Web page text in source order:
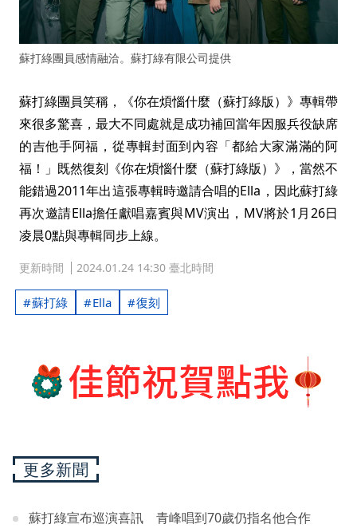
蘇打綠團員感情融洽。蘇打綠有限公司提供
蘇打綠團員笑稱，《你在煩惱什麼（蘇打綠版）》專輯帶
來很多驚喜，最大不同處就是成功補回當年因服兵役缺席
的吉他手阿福，從專輯封面到內容「都給大家滿滿的阿
福！」既然復刻《你在煩惱什麼（蘇打綠版）》，當然不
能錯過2011年出這張專輯時邀請合唱的Ella，因此蘇打綠
再次邀請Ella擔任獻唱嘉賓與MV演出，MV將於1月26日
凌晨0點與專輯同步上線。
更新時間 2024.01.24 14:30 臺北時間
蘇打綠 Ella 復刻
更多新聞
蘇打綠宣布巡演喜訊 青峰唱到70歲仍指名他合作